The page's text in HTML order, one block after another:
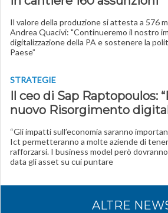
Il valore della produzione si attesta a 576
Andrea Quacivi: "Continueremo il nostro
digitalizzazione della PA e sostenere la
Paese”
STRATEGIE
Il ceo di Sap Raptopoulos:
nuovo Risorgimento
“Gli impatti sull’economia saranno
Ict permetteranno a molte aziende di
rafforzarsi. I business model però
data gli asset su cui puntare
ALTRE